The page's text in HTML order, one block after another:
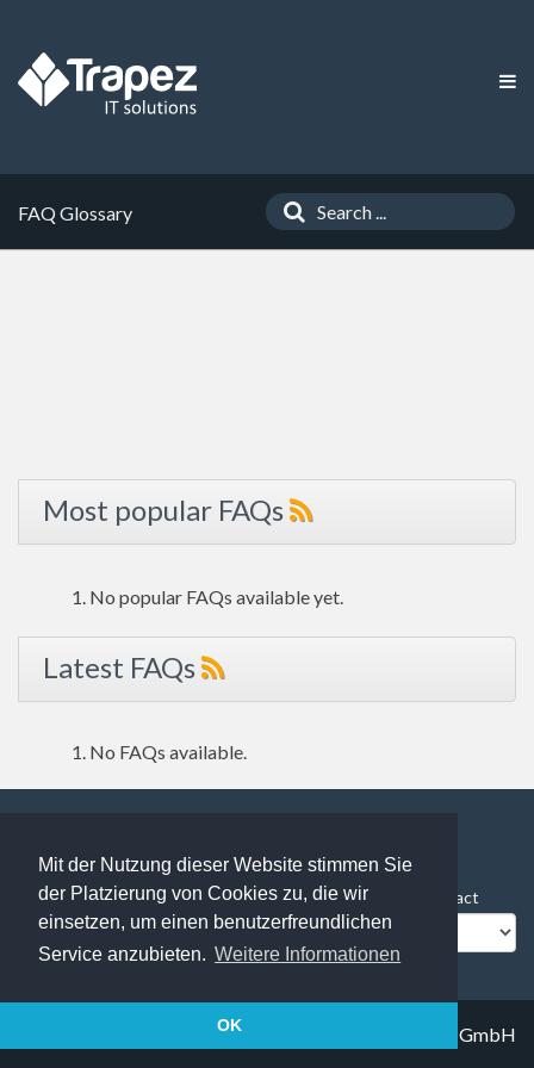
Mit der Nutzung dieser Website stimmen Sie
der Platzierung von Cookies zu, die wir
einsetzen, um einen benutzerfreundlichen
Service anzubieten. Weitere Informationen
OK
FAQ Glossary
Most popular FAQs
No popular FAQs available yet.
Latest FAQs
No FAQs available.
237 users online | 237 Guests and 0 Registered
FAQ Overview
Sitemap FAQ Glossary
Contact
Impressum
Datenschutz
© 2019 Trapez IT solutions GmbH